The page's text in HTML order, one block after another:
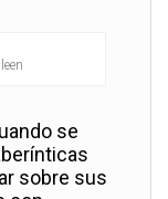
se
sobre sus